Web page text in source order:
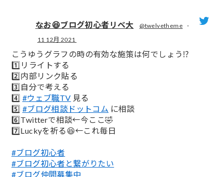
なお😆ブログ初心者リベ大 @twelvetheme
·
11 12月 2021
こうゆうグラフの時の有効な施策は何でしょう⁉️
1️⃣リライトする
2️⃣内部リンク貼る
3️⃣自分で考える
4️⃣ #ウェブ職TV 見る
5️⃣ #ブログ相談ドットコム に相談
6️⃣Twitterで相談←今ここ🤣
7️⃣Luckyを祈る😆←これ毎日
#ブログ初心者
#ブログ初心者と繋がりたい
#ブログ仲間募集中